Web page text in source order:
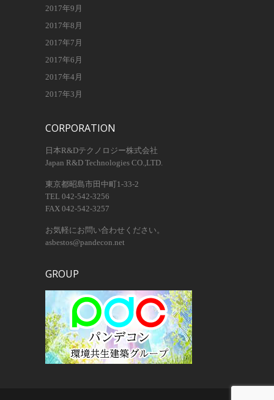
2017年9月
2017年8月
2017年7月
2017年6月
2017年4月
2017年3月
CORPORATION
日本R&Dテクノロジー株式会社
Japan R&D Technologies CO.,LTD.
東京都昭島市田中町1-33-2
TEL 042-542-3256
FAX 042-542-3257
お気軽にお問い合わせください。
asbestos@pandecon.net
GROUP